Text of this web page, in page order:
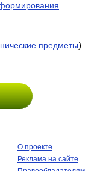
предметы)
О проекте
Реклама на сайте